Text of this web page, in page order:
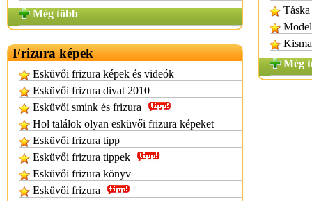
Még több
Frizura képek
Esküvői frizura képek és videók
Esküvői frizura divat 2010
Esküvői smink és frizura
Hol találok olyan esküvői frizura képeket
Esküvői frizura tipp
Esküvői frizura tippek
Esküvői frizura könyv
Esküvői frizura
Még